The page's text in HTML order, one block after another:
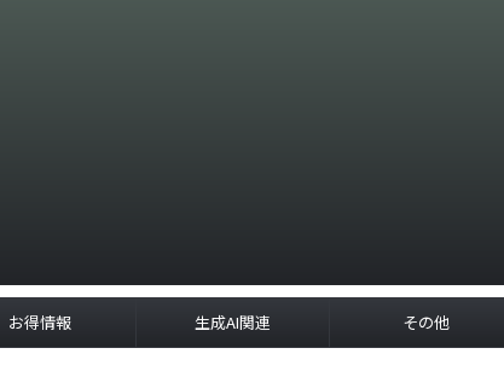
お得情報 生成AI関連 その他